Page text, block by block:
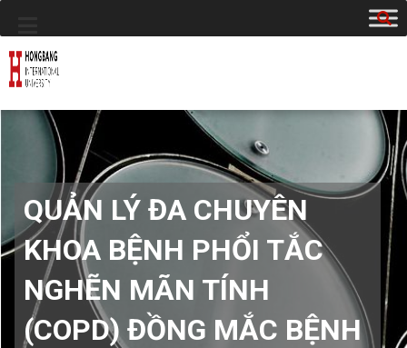
QUẢN LÝ ĐA CHUYÊN
KHOA BỆNH PHỔI TẮC
NGHẼN MÃN TÍNH
(COPD) ĐỒNG MẮC BỆNH